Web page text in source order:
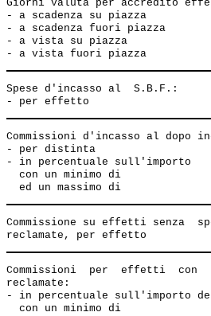
Giorni valuta per accredito
- a scadenza su piazza
- a scadenza fuori piazza
- a vista su piazza
Spese d'incasso al  S.B.F.:
Commissioni d'incasso al dopo
- per distinta
- in percentuale
con un minimo di
Commissione su effetti senza
Commissioni  per  effetti  con
reclamate:
- in percentuale
con un minimo di